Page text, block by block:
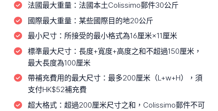
法國最大重量： 法國本土Colissimo郵件30公斤
國際最大重量： 某些國際目的地20公斤
最小尺寸： 所接受的最小格式為16厘米×11厘米
標準最大尺寸： 長度+寬度+高度之和不超過150厘米，
最大長度為100厘米
帶補充費用的最大尺寸： 最多200厘米（L+w+H），須
支付HK$52補充費
超大格式： 超過200厘米尺寸之和，Colissimo郵件不可